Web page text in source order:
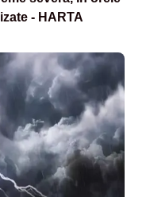
- HARTA